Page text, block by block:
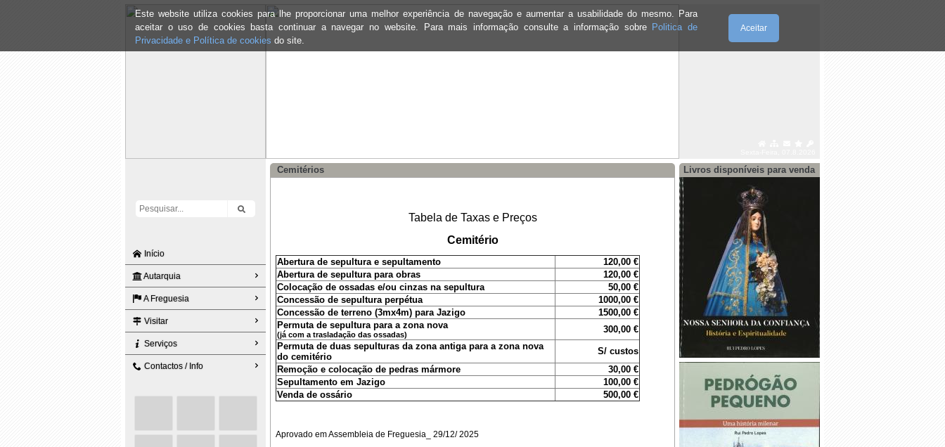
Este website utiliza cookies para lhe proporcionar uma melhor experiência de navegação e aumentar a usabilidade do mesmo. Para
aceitar o uso de cookies basta continuar a navegar no website. Para mais informação consulte a informação sobre Politica de
Privacidade e Política de cookies do site.
Aceitar
Início
Autarquia
A Freguesia
Visitar
Serviços
Contactos / Info
Cemitérios
Tabela de Taxas e Preços
Cemitério
Abertura de sepultura e sepultamento
120,00 €
Abertura de sepultura para obras
120,00 €
Colocação de ossadas e/ou cinzas na sepultura
50,00 €
Concessão de sepultura perpétua
1000,00 €
Concessão de terreno (3mx4m) para Jazigo
1500,00 €
Permuta de sepultura para a zona nova
(já com a trasladação das ossadas)
300,00 €
Permuta de duas sepulturas da zona antiga para a zona nova
do cemitério
S/ custos
Remoção e colocação de pedras mármore
30,00 €
Sepultamento em Jazigo
100,00 €
Venda de ossário
500,00 €
Aprovado em Assembleia de Freguesia_ 29/12/ 2025
Livros disponíveis para venda